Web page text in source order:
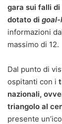
gara sui falli di
dotato di
informazioni
massimo di 12.
Dal punto di
ospitanti con i
nazionali,
triangolo al
presente